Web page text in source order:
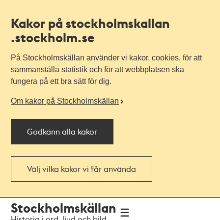
Kakor på stockholmskallan
.stockholm.se
På Stockholmskällan använder vi kakor, cookies, för att
sammanställa statistik och för att webbplatsen ska
fungera på ett bra sätt för dig.
Om kakor på Stockholmskällan
Godkänn alla kakor
Välj vilka kakor vi får använda
navigationen
huvudinnehållet
Stockholmskällan